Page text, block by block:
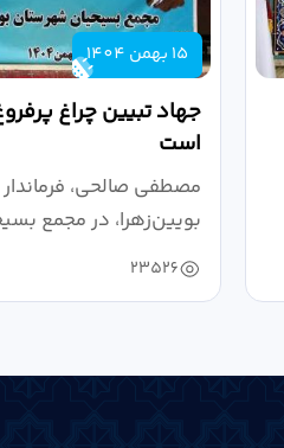
15 بهمن 1404
جهاد تبیین چراغ
است
مصطفی صالحی،
بویین‌زهرا، در مجمع
شهرستان با...
23526